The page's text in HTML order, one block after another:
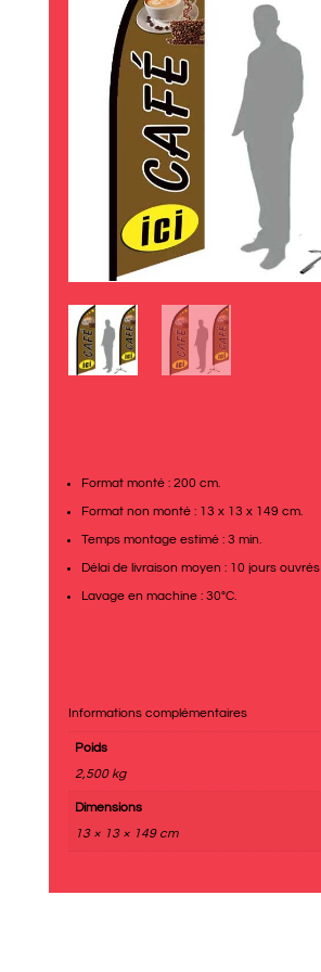
Format monté : 200 cm.
Format non monté : 13 x 13 x 149 cm.
Temps montage estimé : 3 min.
Délai de livraison moyen : 10 jours ouvrés
Lavage en machine : 30°C.
Informations complémentaires
Poids
2,500 kg
Dimensions
13 × 13 × 149 cm